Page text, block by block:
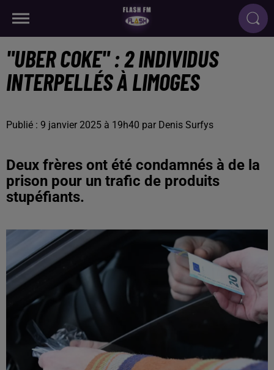
"UBER COKE" : 2 INDIVIDUS
INTERPELLÉS À LIMOGES
Publié : 9 janvier 2025 à 19h40 par Denis Surfys
Deux frères ont été condamnés à de la
prison pour un trafic de produits
stupéfiants.